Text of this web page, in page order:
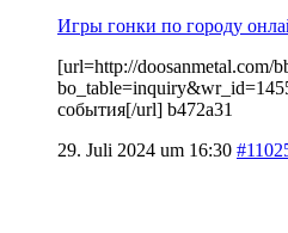
Игры гонки по городу
[url=http://doosanmetal.com/
события[/url] b472a31
29. Juli 2024 um 16:30